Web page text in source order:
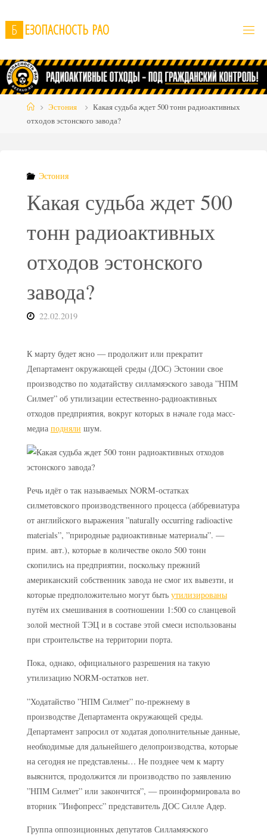
to
content
Б ЕЗОПАСНОСТЬ РАО
HomeЭстония
Какая судьба ждет 500 тонн радиоактивных
отходов эстонского завода?
Эстония
Какая судьба ждет 500
тонн радиоактивных
отходов эстонского
завода?
22.02.2019
К марту будет ясно — продолжит или прекратит
Департамент окружающей среды (ДОС) Эстонии свое
производство по ходатайству силламяэского завода ”НПМ
Силмет” об утилизации естественно-радиоактивных
отходов предприятия, вокруг которых в начале года масс-
медиа подняли шум.
Речь идёт о так называемых NORM-остатках
силметовского производственного процесса (аббревиатура
от английского выражения ”naturally occurring radioactive
materials”, ”природные радиоактивные материалы”. —
прим. авт.), которые в количестве около 500 тонн
скопились на предприятии, поскольку прежний
американский собственник завода не смог их вывезти, и
которые предположительно могут быть утилизированы
путём их смешивания в соотношении 1:500 со сланцевой
золой местной ТЭЦ и в составе этой смеси использованы
при строительстве на территории порта.
Пока, однако, официального разрешения на такую
утилизацию NORM-остатков нет.
”Ходатайство ”НПМ Силмет” по-прежнему в
производстве Департамента окружающей среды.
Департамент запросил от ходатая дополнительные данные,
необходимые для дальнейшего делопроизводства, которые
на сегодня не представлены… Не позднее чем к марту
выяснится, продолжится ли производство по заявлению
”НПМ Силмет” или закончится”, — проинформировала во
вторник ”Инфопресс” представитель ДОС Силле Адер.
Группа оппозиционных депутатов Силламяэского